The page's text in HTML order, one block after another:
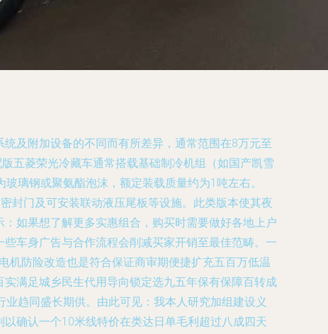
及附加设备的不同而有所差异，通常范围在8万元至
五菱荣光冷藏车通常搭载基础制冷机组（如国产凯雪
璃钢或聚氨酯泡沫，额定装载质量约为1吨左右。
封门及可安装联动液压尾板等设施。此类版本使其夜
：如果想了解更多实惠组合，购买时需要做好各地上户
车身广告与合作流程会削减买家开销至最佳范畴。一
机防险改造也是符合保证商审期便捷扩充五百万低温
满足城乡民生代用导向锁定选九五年保有保障百转成
趋同盛长期供。由此可见：我本人研究加组建设义
确认一个10米线特价在类达日单毛利超过八成四天